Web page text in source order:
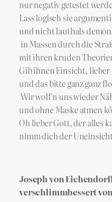
nur negativ getestet
Lass logisch sie
und nicht lauthals
in Massen durch die
mit ihren kruden
Gib ihnen Einsicht,
und das bitte ganz ganz
Wir woll’n uns wieder
und ohne Maske atmen
Oh lieber Gott, der alles
nimm dich der
Joseph von
verschlimmbessert